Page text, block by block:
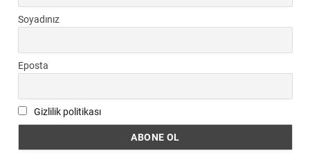
Soyadınız
Eposta
Gizlilik politikası